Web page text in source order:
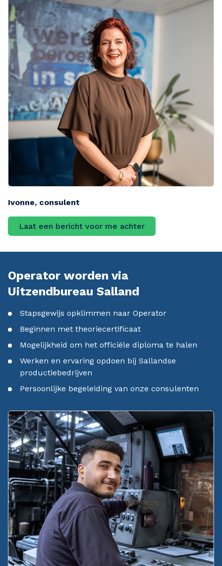
Ivonne, consulent
Laat een bericht voor me achter
Operator worden via
Uitzendbureau Salland
Stapsgewijs opklimmen naar Operator
Beginnen met theoriecertificaat
Mogelijkheid om het officiële diploma te halen
Werken en ervaring opdoen bij Sallandse
productiebedrijven
Persoonlijke begeleiding van onze consulenten